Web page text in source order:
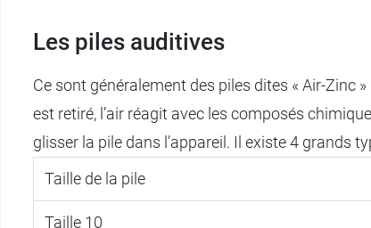
Les piles auditives
Ce sont généralement des piles dites « Air-Zinc
est retiré, l’air réagit avec les composés
glisser la pile dans l’appareil. Il existe 4 grands
Taille de la pile
Taille 10